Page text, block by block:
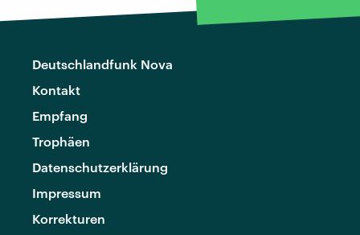
Deutschlandfunk Nova
Kontakt
Empfang
Trophäen
Datenschutzerklärung
Impressum
Korrekturen